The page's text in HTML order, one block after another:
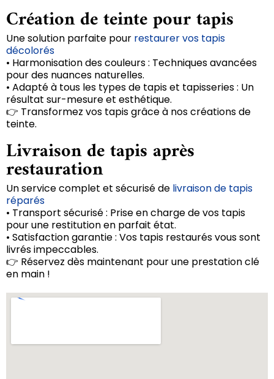
Création de teinte pour tapis
Une solution parfaite pour restaurer vos tapis
décolorés
• Harmonisation des couleurs : Techniques avancées
pour des nuances naturelles.
• Adapté à tous les types de tapis et tapisseries : Un
résultat sur-mesure et esthétique.
👉 Transformez vos tapis grâce à nos créations de
teinte.
Livraison de tapis après
restauration
Un service complet et sécurisé de livraison de tapis
réparés
• Transport sécurisé : Prise en charge de vos tapis
pour une restitution en parfait état.
• Satisfaction garantie : Vos tapis restaurés vous sont
livrés impeccables.
👉 Réservez dès maintenant pour une prestation clé
en main !